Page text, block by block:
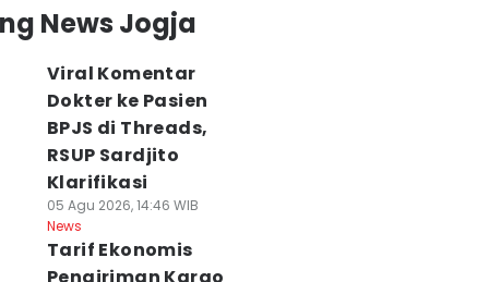
Unik
di JEC,
Viral Komentar
Pasien BPJS di
News Jogja
Viral Komentar
Dokter ke Pasien
BPJS di Threads,
RSUP Sardjito
Klarifikasi
05 Agu 2026, 14:46 WIB
News
Tarif Ekonomis